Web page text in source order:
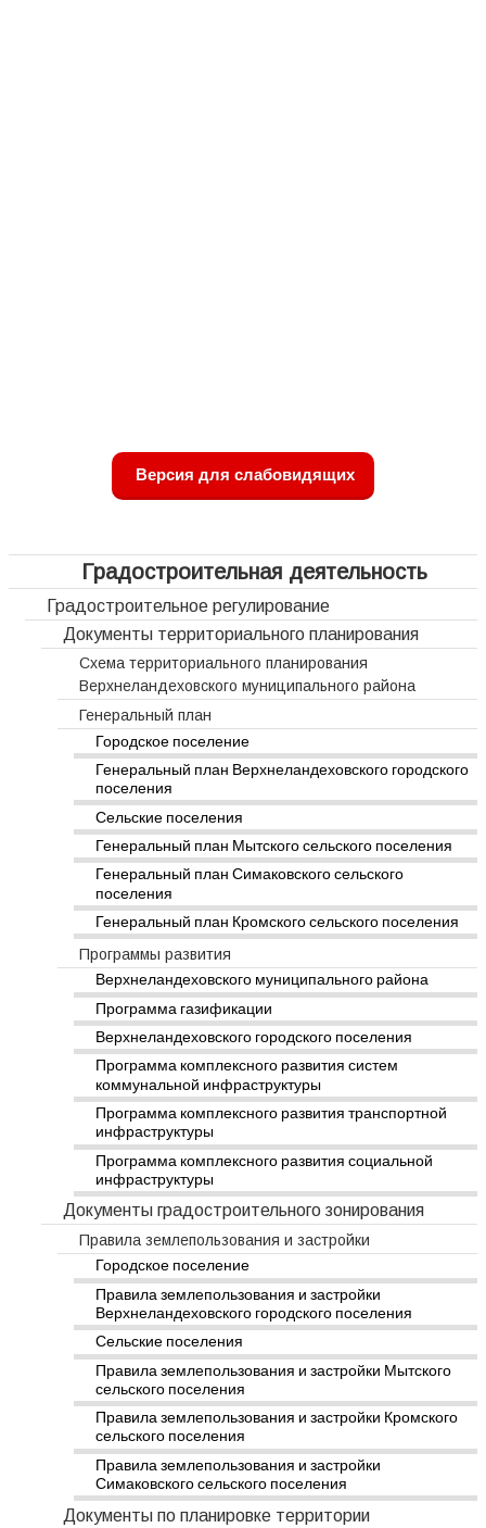
Версия для слабовидящих
Градостроительная деятельность
Градостроительное регулирование
Документы территориального планирования
Схема территориального планирования
Верхнеландеховского муниципального района
Генеральный план
Городское поселение
Генеральный план Верхнеландеховского городского
поселения
Сельские поселения
Генеральный план Мытского сельского поселения
Генеральный план Симаковского сельского
поселения
Генеральный план Кромского сельского поселения
Программы развития
Верхнеландеховского муниципального района
Программа газификации
Верхнеландеховского городского поселения
Программа комплексного развития систем
коммунальной инфраструктуры
Программа комплексного развития транспортной
инфраструктуры
Программа комплексного развития социальной
инфраструктуры
Документы градостроительного зонирования
Правила землепользования и застройки
Городское поселение
Правила землепользования и застройки
Верхнеландеховского городского поселения
Сельские поселения
Правила землепользования и застройки Мытского
сельского поселения
Правила землепользования и застройки Кромского
сельского поселения
Правила землепользования и застройки
Симаковского сельского поселения
Документы по планировке территории